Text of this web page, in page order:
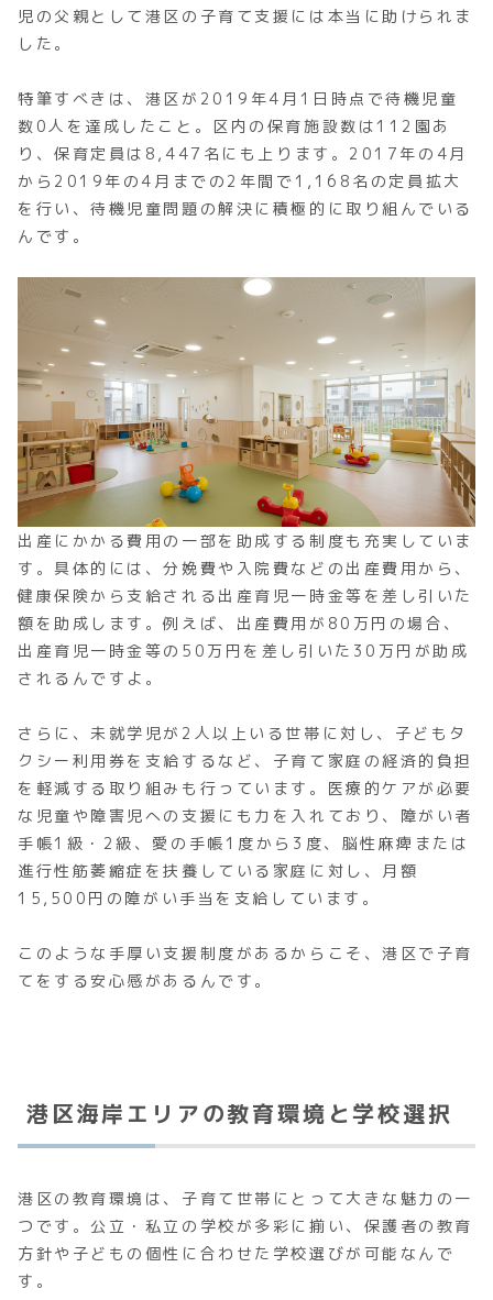
児の父親として港区の子育て支援には本当に助けられま
した。
特筆すべきは、港区が2019年4月1日時点で待機児童
数0人を達成したこと。区内の保育施設数は112園あ
り、保育定員は8,447名にも上ります。2017年の4月
から2019年の4月までの2年間で1,168名の定員拡大
を行い、待機児童問題の解決に積極的に取り組んでいる
んです。
出産にかかる費用の一部を助成する制度も充実していま
す。具体的には、分娩費や入院費などの出産費用から、
健康保険から支給される出産育児一時金等を差し引いた
額を助成します。例えば、出産費用が80万円の場合、
出産育児一時金等の50万円を差し引いた30万円が助成
されるんですよ。
さらに、未就学児が2人以上いる世帯に対し、子どもタ
クシー利用券を支給するなど、子育て家庭の経済的負担
を軽減する取り組みも行っています。医療的ケアが必要
な児童や障害児への支援にも力を入れており、障がい者
手帳1級・2級、愛の手帳1度から3度、脳性麻痺または
進行性筋萎縮症を扶養している家庭に対し、月額
15,500円の障がい手当を支給しています。
このような手厚い支援制度があるからこそ、港区で子育
てをする安心感があるんです。
港区海岸エリアの教育環境と学校選択
港区の教育環境は、子育て世帯にとって大きな魅力の一
つです。公立・私立の学校が多彩に揃い、保護者の教育
方針や子どもの個性に合わせた学校選びが可能なんで
す。